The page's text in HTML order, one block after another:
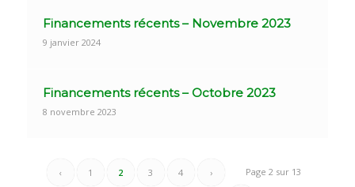
Financements récents – Novembre 2023
9 janvier 2024
Financements récents – Octobre 2023
8 novembre 2023
Page 2 sur 13
‹ 1 2 3 4 ›